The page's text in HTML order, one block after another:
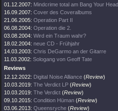
01.12.2007: Mindcrime total am Bang Your
16.09.2007: Cover des Coveralbums
21.06.2005: Operation Part II
06.08.2004: Operation die 2.
03.08.2004: Wird ein Traum wahr?
18.02.2004: neue CD - Frühjahr
14.03.2003: Chris DeGarmo an der Gitarre
11.03.2002: Sologang von Geoff Tate
Reviews
12.12.2022: Digital Noise Alliance (Review)
10.03.2019: The Verdict LP (Review)
10.03.2019: The Verdict (Review)
09.10.2015: Condition Hüman (Review)
03.06.2013: Queensryche (Review)